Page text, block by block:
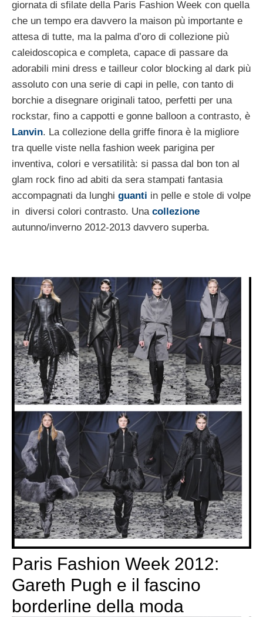
giornata di sfilate della Paris Fashion Week con quella
che un tempo era davvero la maison pù importante e
attesa di tutte, ma la palma d’oro di collezione più
caleidoscopica e completa, capace di passare da
adorabili mini dress e tailleur color blocking al dark più
assoluto con una serie di capi in pelle, con tanto di
borchie a disegnare originali tatoo, perfetti per una
rockstar, fino a cappotti e gonne balloon a contrasto, è
Lanvin. La collezione della griffe finora è la migliore
tra quelle viste nella fashion week parigina per
inventiva, colori e versatilità: si passa dal bon ton al
glam rock fino ad abiti da sera stampati fantasia
accompagnati da lunghi guanti in pelle e stole di volpe
in diversi colori contrasto. Una collezione
autunno/inverno 2012-2013 davvero superba.
Paris Fashion Week 2012:
Gareth Pugh e il fascino
borderline della moda